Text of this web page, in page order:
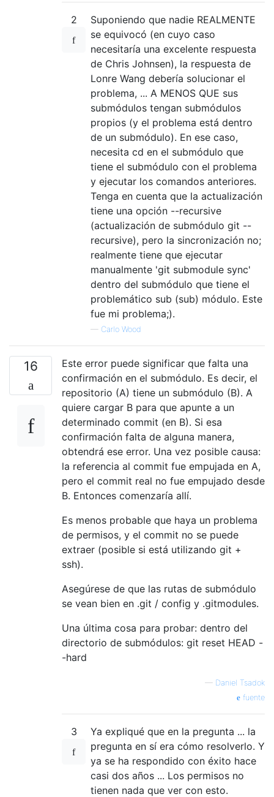
2
Suponiendo que nadie REALMENTE
se equivocó (en cuyo caso
necesitaría una excelente respuesta
de Chris Johnsen), la respuesta de
Lonre Wang debería solucionar el
problema, ... A MENOS QUE sus
submódulos tengan submódulos
propios (y el problema está dentro
de un submódulo). En ese caso,
necesita cd en el submódulo que
tiene el submódulo con el problema
y ejecutar los comandos anteriores.
Tenga en cuenta que la actualización
tiene una opción --recursive
(actualización de submódulo git --
recursive), pero la sincronización no;
realmente tiene que ejecutar
manualmente 'git submodule sync'
dentro del submódulo que tiene el
problemático sub (sub) módulo. Este
fue mi problema;).
— Carlo Wood
16
Este error puede significar que falta una
confirmación en el submódulo. Es decir, el
repositorio (A) tiene un submódulo (B). A
quiere cargar B para que apunte a un
determinado commit (en B). Si esa
confirmación falta de alguna manera,
obtendrá ese error. Una vez posible causa:
la referencia al commit fue empujada en A,
pero el commit real no fue empujado desde
B. Entonces comenzaría allí.
Es menos probable que haya un problema
de permisos, y el commit no se puede
extraer (posible si está utilizando git +
ssh).
Asegúrese de que las rutas de submódulo
se vean bien en .git / config y .gitmodules.
Una última cosa para probar: dentro del
directorio de submódulos: git reset HEAD -
-hard
— Daniel Tsadok
fuente
3
Ya expliqué que en la pregunta ... la
pregunta en sí era cómo resolverlo. Y
ya se ha respondido con éxito hace
casi dos años ... Los permisos no
tienen nada que ver con esto.